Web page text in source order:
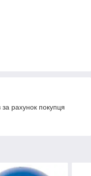
рахунок покупця